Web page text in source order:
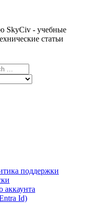
SkyCiv - учебные
статьи
поддержки
аккаунта
Id)